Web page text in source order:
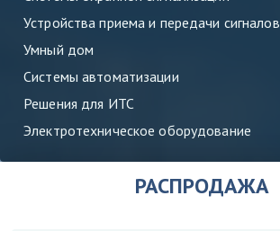
Устройства приема и передачи сигналов
Умный дом
Системы автоматизации
Решения для ИТС
Электротехническое оборудование
РАСПРОДАЖА